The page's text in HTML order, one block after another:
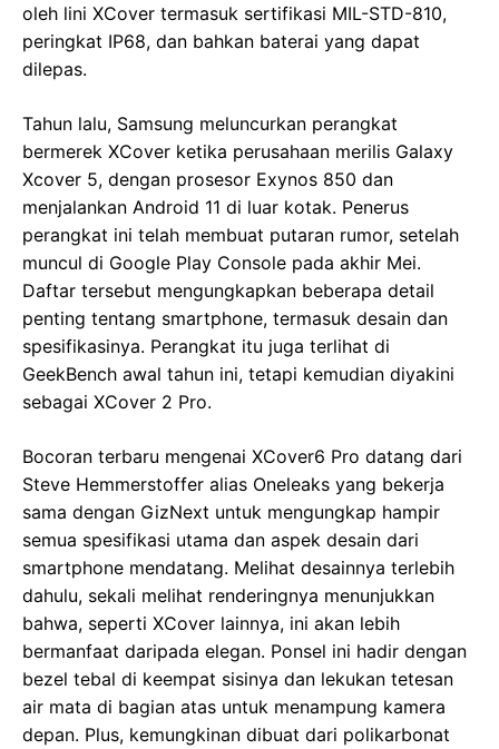
oleh lini XCover termasuk sertifikasi MIL-STD-810,
peringkat IP68, dan bahkan baterai yang dapat
dilepas.
Tahun lalu, Samsung meluncurkan perangkat
bermerek XCover ketika perusahaan merilis Galaxy
Xcover 5, dengan prosesor Exynos 850 dan
menjalankan Android 11 di luar kotak. Penerus
perangkat ini telah membuat putaran rumor, setelah
muncul di Google Play Console pada akhir Mei.
Daftar tersebut mengungkapkan beberapa detail
penting tentang smartphone, termasuk desain dan
spesifikasinya. Perangkat itu juga terlihat di
GeekBench awal tahun ini, tetapi kemudian diyakini
sebagai XCover 2 Pro.
Bocoran terbaru mengenai XCover6 Pro datang dari
Steve Hemmerstoffer alias Oneleaks yang bekerja
sama dengan GizNext untuk mengungkap hampir
semua spesifikasi utama dan aspek desain dari
smartphone mendatang. Melihat desainnya terlebih
dahulu, sekali melihat renderingnya menunjukkan
bahwa, seperti XCover lainnya, ini akan lebih
bermanfaat daripada elegan. Ponsel ini hadir dengan
bezel tebal di keempat sisinya dan lekukan tetesan
air mata di bagian atas untuk menampung kamera
depan. Plus, kemungkinan dibuat dari polikarbonat